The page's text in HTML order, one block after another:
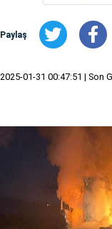
Paylaş
2025-01-31 00:47:51 | Son